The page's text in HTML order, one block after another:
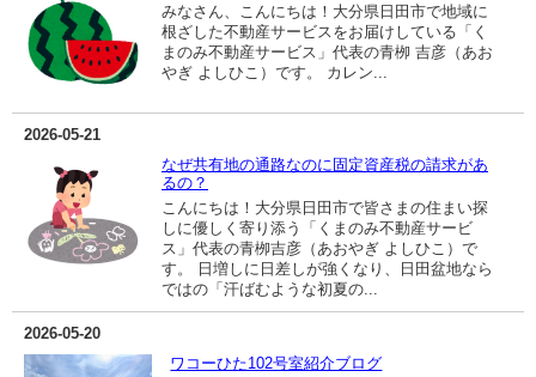
みなさん、こんにちは！大分県日田市で地域に
根ざした不動産サービスをお届けしている「く
まのみ不動産サービス」代表の青栁 吉彦（あお
やぎ よしひこ）です。 カレン...
2026-05-21
なぜ共有地の通路なのに固定資産税の請求があ
るの？
こんにちは！大分県日田市で皆さまの住まい探
しに優しく寄り添う「くまのみ不動産サービ
ス」代表の青栁吉彦（あおやぎ よしひこ）で
す。 日増しに日差しが強くなり、日田盆地なら
ではの「汗ばむような初夏の...
2026-05-20
ワコーひた102号室紹介ブログ